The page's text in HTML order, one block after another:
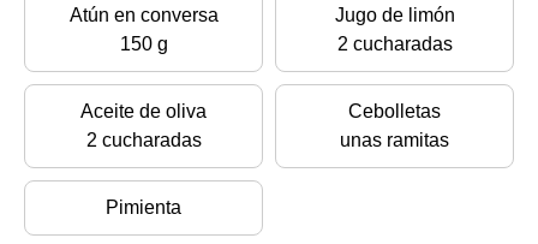
Atún en conversa
150 g
Jugo de limón
2 cucharadas
Aceite de oliva
2 cucharadas
Cebolletas
unas ramitas
Pimienta